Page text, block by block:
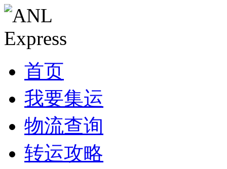
首页
我要集运
物流查询
转运攻略